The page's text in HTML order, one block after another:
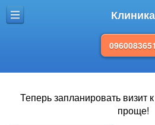
Клиника
0960083651
Теперь запланировать визит
проще!